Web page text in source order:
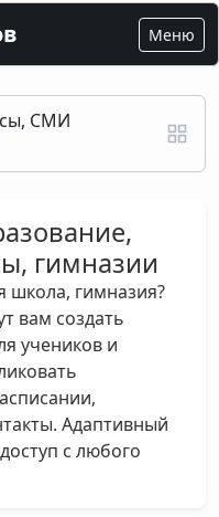
Меню
СМИ
гимназии
школа, гимназия?
вам создать
учеников и
Адаптивный
с любого